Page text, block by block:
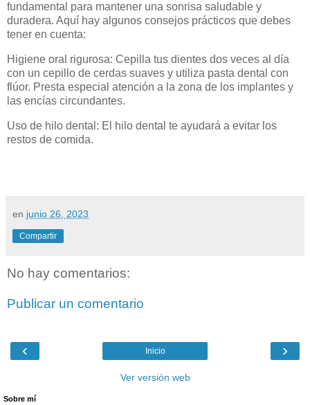
fundamental para mantener una sonrisa saludable y
duradera. Aquí hay algunos consejos prácticos que debes
tener en cuenta:
Higiene oral rigurosa: Cepilla tus dientes dos veces al día
con un cepillo de cerdas suaves y utiliza pasta dental con
flúor. Presta especial atención a la zona de los implantes y
las encías circundantes.
Uso de hilo dental: El hilo dental te ayudará a evitar los
restos de comida.
en junio 26, 2023
Compartir
No hay comentarios:
Publicar un comentario
‹ ›
Inicio
Ver versión web
Sobre mí